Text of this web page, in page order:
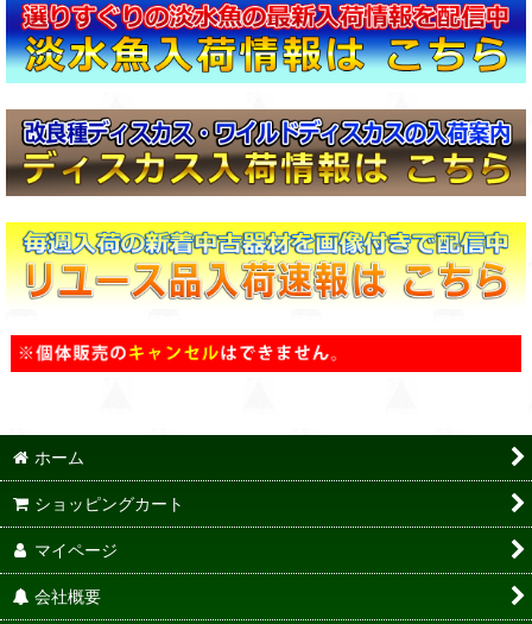
ホーム
ショッピングカート
マイページ
会社概要